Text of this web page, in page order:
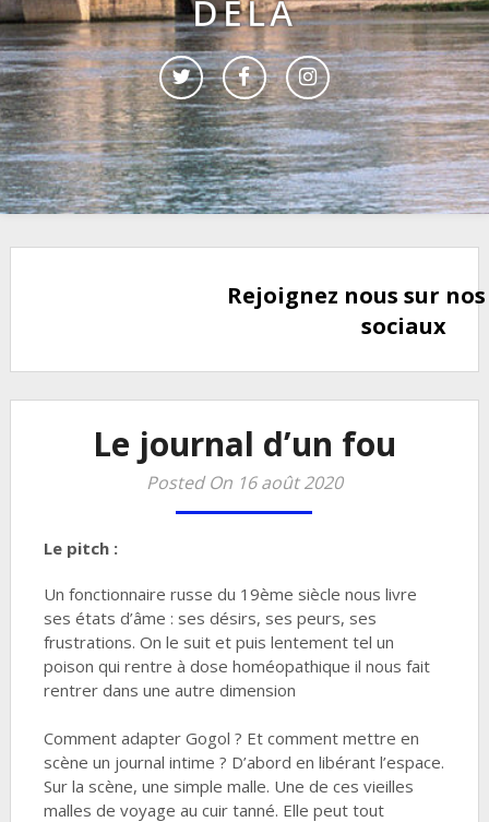
DELÀ
Rejoignez nous sur
sociaux
Le journal d’un fou
Posted On 16 août 2020
Le pitch :
Un fonctionnaire russe du 19ème siècle nous livre
ses états d’âme : ses désirs, ses peurs, ses
frustrations. On le suit et puis lentement tel un
poison qui rentre à dose homéopathique il nous fait
rentrer dans une autre dimension
Comment adapter Gogol ? Et comment mettre en
scène un journal intime ? D’abord en libérant l’espace.
Sur la scène, une simple malle. Une de ces vieilles
malles de voyage au cuir tanné. Elle peut tout